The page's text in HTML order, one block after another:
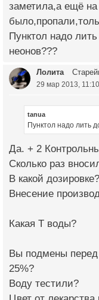
заметила,а ещё на
Пунктол надо
неонов???
Лолита
29 мар 2013, 11:10
tanua
Пунктол надо лить
Да. + 2
Сколько раз
В какой дозировке?
Внесение
Какая Т воды?
Вы подмены перед
25%?
Воду тестили?